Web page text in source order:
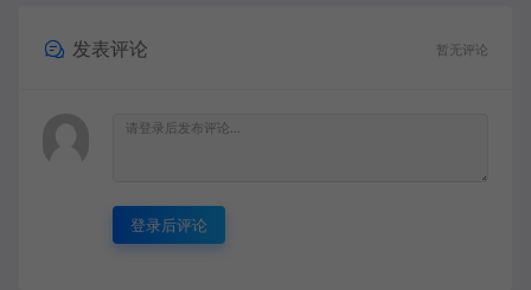
发表评论 暂无评论
登录后评论